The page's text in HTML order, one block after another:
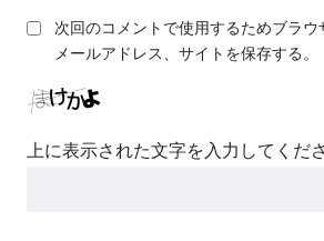
次回のコメントで使用するためブラウ
メールアドレス、サイトを保存する。
上に表示された文字を入力してくだ